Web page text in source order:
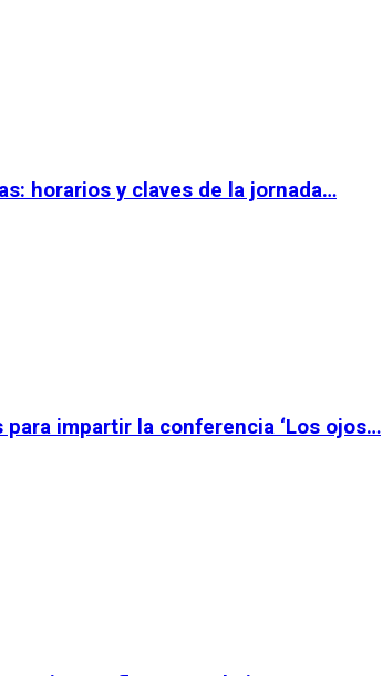
horarios y claves de la jornada…
para impartir la conferencia ‘Los ojos…